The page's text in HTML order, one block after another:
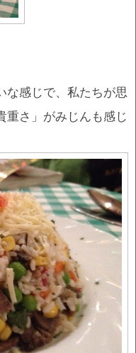
な感じで、私たちが思
重さ」がみじんも感じ